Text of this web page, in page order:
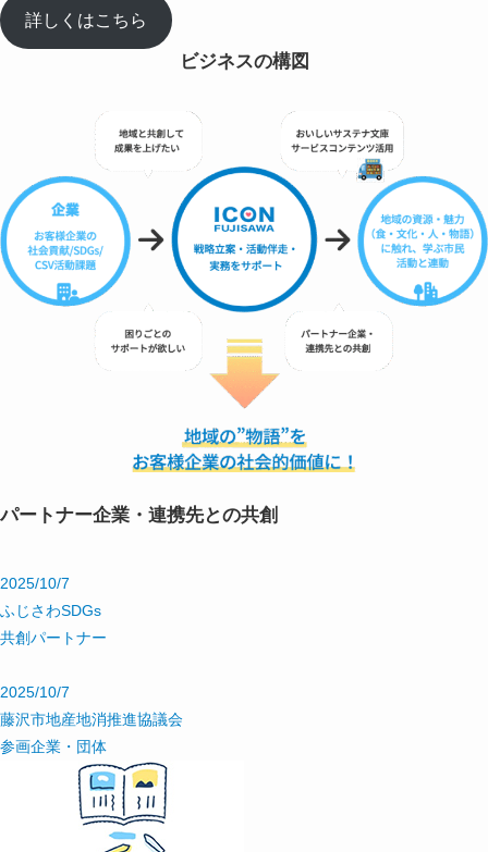
詳しくはこちら
ビジネスの構図
パートナー企業・連携先との共創
2025/10/7
ふじさわSDGs
共創パートナー
2025/10/7
藤沢市地産地消推進協議会
参画企業・団体